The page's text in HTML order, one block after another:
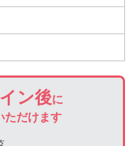
ン後に
ただけます